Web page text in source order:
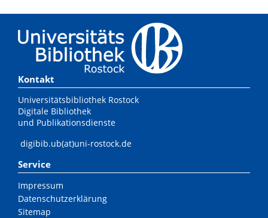
Kontakt
Universitätsbibliothek Rostock
Digitale Bibliothek
und Publikationsdienste
digibib.ub(at)uni-rostock.de
Service
Impressum
Datenschutzerklärung
Sitemap